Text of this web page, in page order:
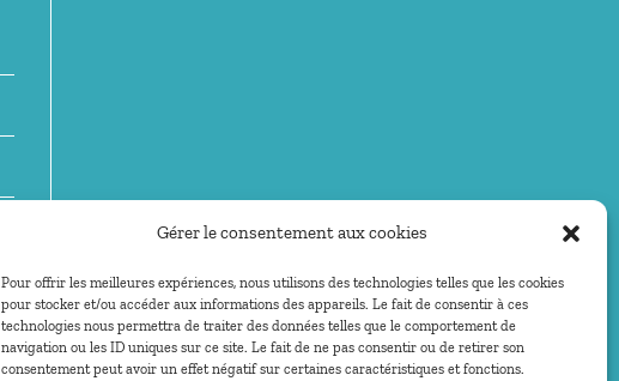
Gérer le consentement aux cookies
Pour offrir les meilleures expériences, nous utilisons des technologies telles que les cookies
pour stocker et/ou accéder aux informations des appareils. Le fait de consentir à ces
technologies nous permettra de traiter des données telles que le comportement de
navigation ou les ID uniques sur ce site. Le fait de ne pas consentir ou de retirer son
consentement peut avoir un effet négatif sur certaines caractéristiques et fonctions.